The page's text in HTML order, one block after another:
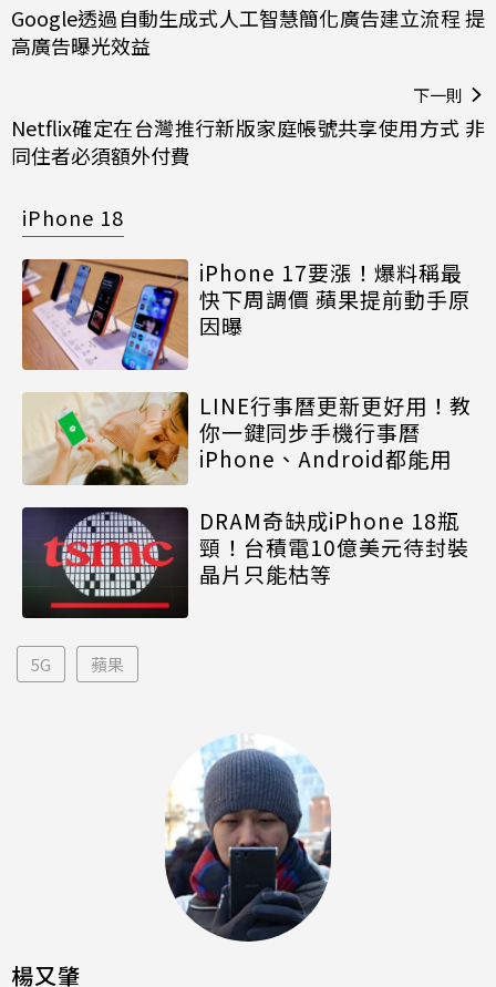
Google透過自動生成式人工智慧簡化廣告建立流程 提
高廣告曝光效益
下一則
Netflix確定在台灣推行新版家庭帳號共享使用方式 非
同住者必須額外付費
iPhone 18
iPhone 17要漲！爆料稱最
快下周調價 蘋果提前動手原
因曝
LINE行事曆更新更好用！教
你一鍵同步手機行事曆
iPhone、Android都能用
DRAM奇缺成iPhone 18瓶
頸！台積電10億美元待封裝
晶片只能枯等
5G 蘋果
楊又肇